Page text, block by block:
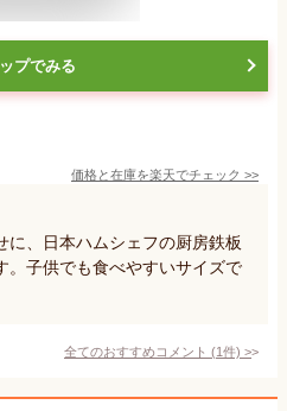
プでみる
価格と在庫を楽天でチェック >>
に、日本ハムシェフの厨房鉄板
。子供でも食べやすいサイズで
全てのおすすめコメント (1件) >